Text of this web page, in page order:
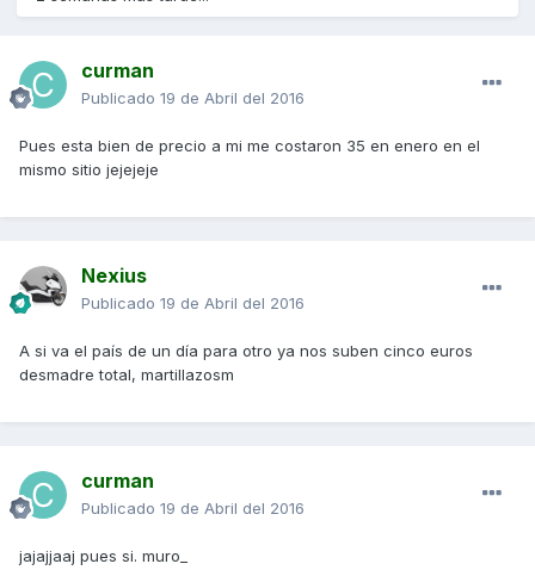
curman
Publicado 19 de Abril del 2016
Pues esta bien de precio a mi me costaron 35 en enero en el
mismo sitio jejejeje
Nexius
Publicado 19 de Abril del 2016
A si va el país de un día para otro ya nos suben cinco euros
desmadre total, martillazosm
curman
Publicado 19 de Abril del 2016
jajajjaaj pues si. muro_